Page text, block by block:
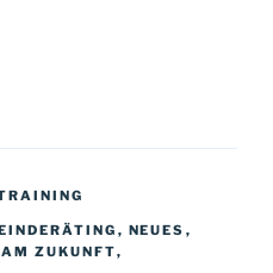
, NEUES ,
ZUKUNFT,